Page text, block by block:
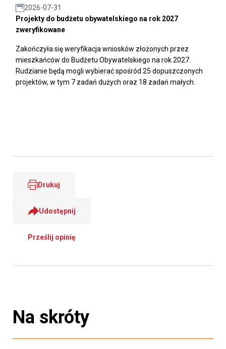
2026-07-31
Projekty do budżetu obywatelskiego na rok 2027
zweryfikowane
Zakończyła się weryfikacja wniosków złożonych przez
mieszkańców do Budżetu Obywatelskiego na rok 2027.
Rudzianie będą mogli wybierać spośród 25 dopuszczonych
projektów, w tym 7 zadań dużych oraz 18 zadań małych.
Drukuj
Udostępnij
Prześlij opinię
Na skróty